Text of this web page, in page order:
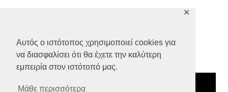
Αυτός ο ιστότοπος χρησιμοποιεί cookies για
να διασφαλίσει ότι θα έχετε την καλύτερη
εμπειρία στον ιστότοπό μας.
Μάθε περισσότερα
✕